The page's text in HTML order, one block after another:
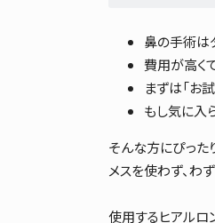
鼻の手術は
費用が高く
まずは「お
もし気に入
そんな方にぴった
メスを使わず、わ
使用するヒアルロ